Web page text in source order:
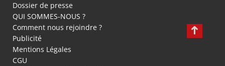
Dossier de presse
QUI SOMMES-NOUS ?
Comment nous rejoindre ?
Publicité
Mentions Légales
CGU